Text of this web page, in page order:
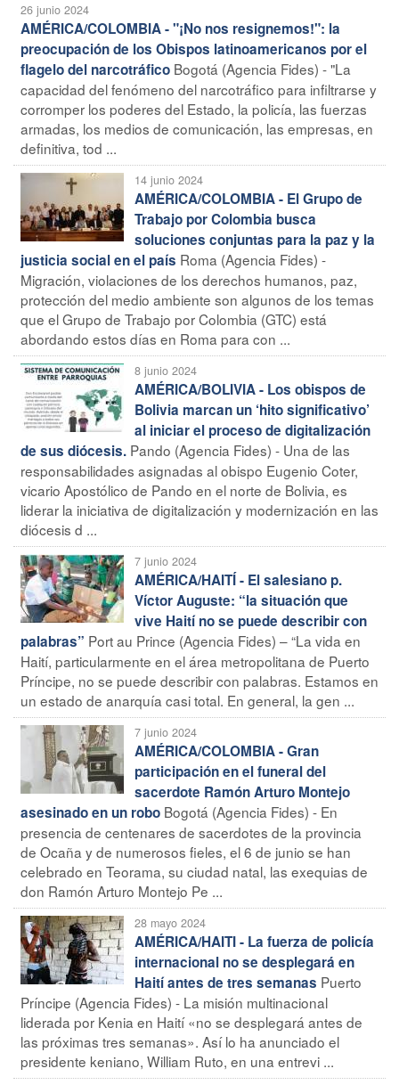
26 junio 2024
AMÉRICA/COLOMBIA - "¡No nos resignemos!": la
preocupación de los Obispos latinoamericanos por el
flagelo del narcotráfico Bogotá (Agencia Fides) - "La
capacidad del fenómeno del narcotráfico para infiltrarse y
corromper los poderes del Estado, la policía, las fuerzas
armadas, los medios de comunicación, las empresas, en
definitiva, tod ...
14 junio 2024
AMÉRICA/COLOMBIA - El Grupo de
Trabajo por Colombia busca
soluciones conjuntas para la paz y la
justicia social en el país Roma (Agencia Fides) -
Migración, violaciones de los derechos humanos, paz,
protección del medio ambiente son algunos de los temas
que el Grupo de Trabajo por Colombia (GTC) está
abordando estos días en Roma para con ...
8 junio 2024
AMÉRICA/BOLIVIA - Los obispos de
Bolivia marcan un ‘hito significativo’
al iniciar el proceso de digitalización
de sus diócesis. Pando (Agencia Fides) - Una de las
responsabilidades asignadas al obispo Eugenio Coter,
vicario Apostólico de Pando en el norte de Bolivia, es
liderar la iniciativa de digitalización y modernización en las
diócesis d ...
7 junio 2024
AMÉRICA/HAITÍ - El salesiano p.
Víctor Auguste: “la situación que
vive Haití no se puede describir con
palabras” Port au Prince (Agencia Fides) – “La vida en
Haití, particularmente en el área metropolitana de Puerto
Príncipe, no se puede describir con palabras. Estamos en
un estado de anarquía casi total. En general, la gen ...
7 junio 2024
AMÉRICA/COLOMBIA - Gran
participación en el funeral del
sacerdote Ramón Arturo Montejo
asesinado en un robo Bogotá (Agencia Fides) - En
presencia de centenares de sacerdotes de la provincia
de Ocaña y de numerosos fieles, el 6 de junio se han
celebrado en Teorama, su ciudad natal, las exequias de
don Ramón Arturo Montejo Pe ...
28 mayo 2024
AMÉRICA/HAITI - La fuerza de policía
internacional no se desplegará en
Haití antes de tres semanas Puerto
Príncipe (Agencia Fides) - La misión multinacional
liderada por Kenia en Haití «no se desplegará antes de
las próximas tres semanas». Así lo ha anunciado el
presidente keniano, William Ruto, en una entrevi ...